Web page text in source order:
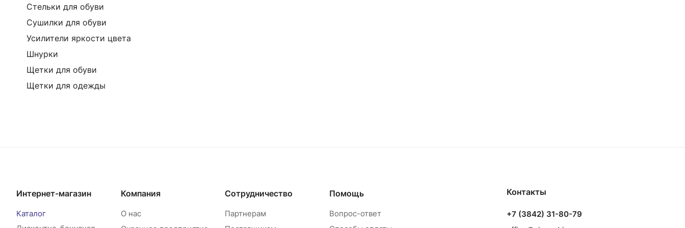
Стельки для обуви
Сушилки для обуви
Усилители яркости цвета
Шнурки
Щетки для обуви
Щетки для одежды
Интернет-магазин
Каталог
Компания
О нас
Сотрудничество
Партнерам
Помощь
Вопрос-ответ
Контакты
+7 (3842) 31-80-79